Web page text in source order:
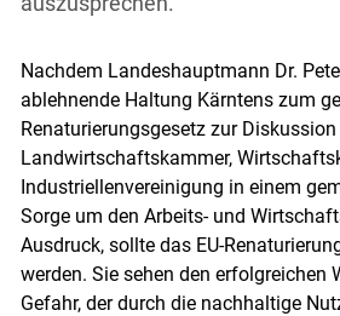
Nachdem Landeshauptmann Dr.
ablehnende Haltung Kärntens zum
Renaturierungsgesetz zur
Landwirtschaftskammer,
Industriellenvereinigung in einem
Sorge um den Arbeits- und
Ausdruck, sollte das EU-
werden. Sie sehen den erfolgreichen
Gefahr, der durch die nachhaltige